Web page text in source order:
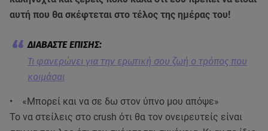
αυτή που θα σκέφτεται στο τέλος της ημέρας του!
Τι φανερώνει για την ερωτική σου ζωή ο τρόπος που
κοιμάσαι
• «Μπορεί και να σε δω στον ύπνο μου απόψε»
Το να στείλεις στο crush ότι θα τον ονειρευτείς είναι